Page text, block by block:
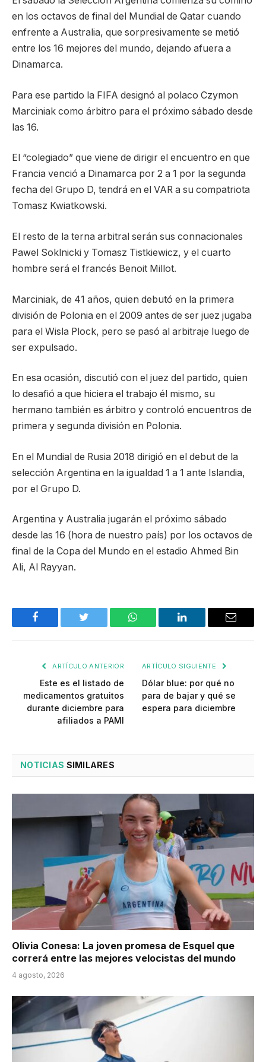
en los octavos de final del Mundial de Qatar cuando
enfrente a Australia, que sorpresivamente se metió
entre los 16 mejores del mundo, dejando afuera a
Dinamarca.
Para ese partido la FIFA designó al polaco Czymon
Marciniak como árbitro para el próximo sábado desde
las 16.
El “colegiado” que viene de dirigir el encuentro en que
Francia venció a Dinamarca por 2 a 1 por la segunda
fecha del Grupo D, tendrá en el VAR a su compatriota
Tomasz Kwiatkowski.
El resto de la terna arbitral serán sus connacionales
Pawel Soklnicki y Tomasz Tistkiewicz, y el cuarto
hombre será el francés Benoit Millot.
Marciniak, de 41 años, quien debutó en la primera
división de Polonia en el 2009 antes de ser juez jugaba
para el Wisla Plock, pero se pasó al arbitraje luego de
ser expulsado.
En esa ocasión, discutió con el juez del partido, quien
lo desafió a que hiciera el trabajo él mismo, su
hermano también es árbitro y controló encuentros de
primera y segunda división en Polonia.
En el Mundial de Rusia 2018 dirigió en el debut de la
selección Argentina en la igualdad 1 a 1 ante Islandia,
por el Grupo D.
Argentina y Australia jugarán el próximo sábado
desde las 16 (hora de nuestro país) por los octavos de
final de la Copa del Mundo en el estadio Ahmed Bin
Ali, Al Rayyan.
Facebook Twitter WhatsApp LinkedIn Email
ARTÍCULO ANTERIOR
Este es el listado de
medicamentos gratuitos
durante diciembre para
afiliados a PAMI
ARTÍCULO SIGUIENTE
Dólar blue: por qué no
para de bajar y qué se
espera para diciembre
NOTICIAS SIMILARES
Olivia Conesa: La joven promesa de Esquel que
correrá entre las mejores velocistas del mundo
4 agosto, 2026